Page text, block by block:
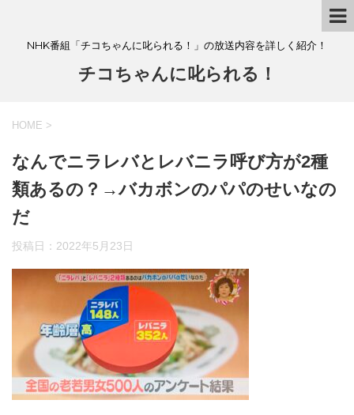
NHK番組「チコちゃんに叱られる！」の放送内容を詳しく紹介！
チコちゃんに叱られる！
HOME >
なんでニラレバとレバニラ呼び方が2種
類あるの？→バカボンのパパのせいなの
だ
投稿日： 2022年5月23日